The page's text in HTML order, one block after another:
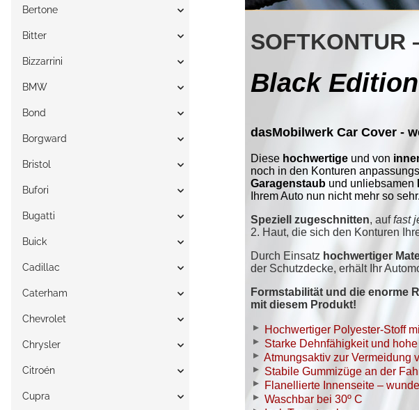
Bertone
Bitter
Bizzarrini
BMW
Bond
Borgward
Bristol
Bufori
Bugatti
Buick
Cadillac
Caterham
Chevrolet
Chrysler
Citroén
Cupra